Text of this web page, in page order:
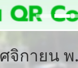
จิกายน